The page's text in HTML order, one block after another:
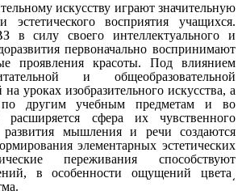
искусству играют значительную
восприятия учащихся.
силу своего интеллектуального и
первоначально воспринимают
проявления красоты. Под влиянием
и общеобразовательной
уроках изобразительного искусства, а
другим учебным предметам и во
расширяется сфера их чувственного
мышления и речи создаются
элементарных эстетических
переживания способствуют
в особенности ощущений цвета͵